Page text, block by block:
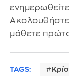
μάθετε
TAGS: